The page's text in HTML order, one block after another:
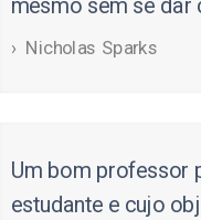
mesmo sem se dar
Nicholas Sparks
Um bom professor
estudante e cujo